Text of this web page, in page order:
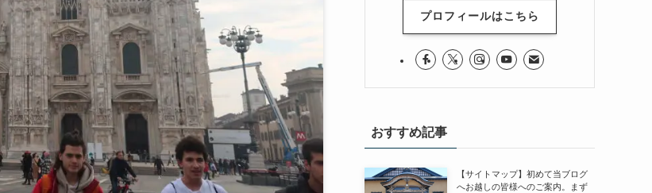
プロフィールはこちら
おすすめ記事
【サイトマップ】初めて当ブログ
へお越しの皆様へのご案内。まず